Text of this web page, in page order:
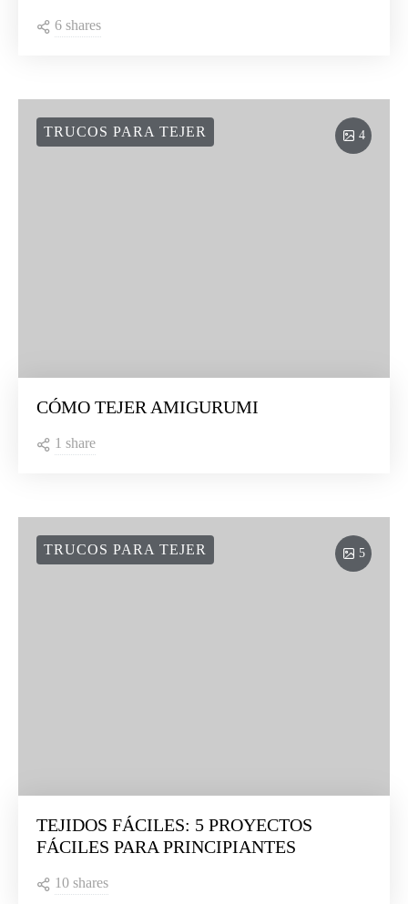
6 shares
4
TRUCOS PARA TEJER
CÓMO TEJER AMIGURUMI
1 share
5
TRUCOS PARA TEJER
TEJIDOS FÁCILES: 5 PROYECTOS
FÁCILES PARA PRINCIPIANTES
10 shares